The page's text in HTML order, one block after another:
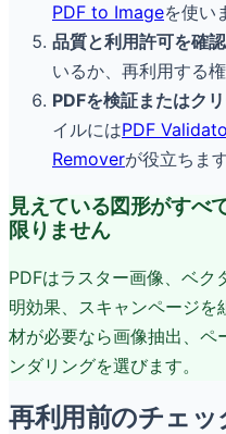
PDF to Imageを使い
品質と利用許可を確認
いるか、再利用する
PDFを検証またはク
イルにはPDF
Removerが役立ちます
見えている図形がすべ
限りません
PDFはラスター画像、ベク
明効果、スキャンページ
材が必要なら画像抽出、ペ
ンダリングを選びます。
再利用前のチェッ